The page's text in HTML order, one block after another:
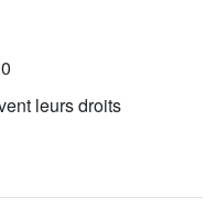
leurs droits